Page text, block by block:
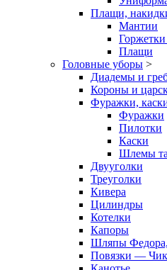
Плащи,
Мантии
Плащи
Головные уборы >
Диадемы и
Короны и
Фуражки,
Фуражки
Пилотки
Каски
Шлемы
Двууголки
Треуголки
Кивера
Цилиндры
Котелки
Капоры
Шляпы
Повязки —